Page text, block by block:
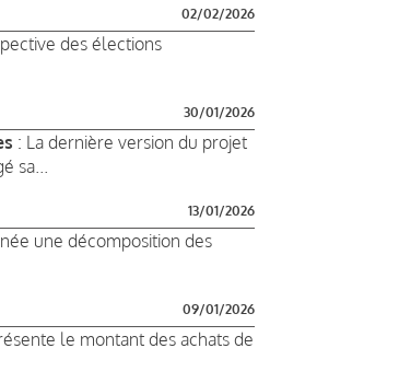
02/02/2026
des élections
30/01/2026
: La dernière version du projet
sa...
13/01/2026
une décomposition des
09/01/2026
le montant des achats de